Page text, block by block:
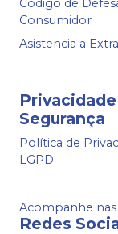
Código de
Consumidor
Asistencia a
Segurança
Política de
LGPD
Acompanhe nas
Redes